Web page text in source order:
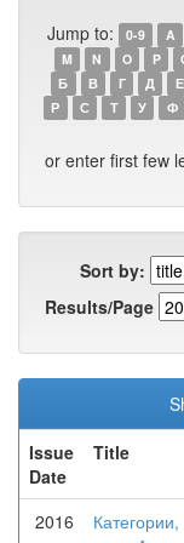
Jump to: 0-9 A
M
N O P
Б
В Г Д Е
Р
С Т У Ф
or enter first few
Sort by:
Results/Page
Issue
Date
Title
2016